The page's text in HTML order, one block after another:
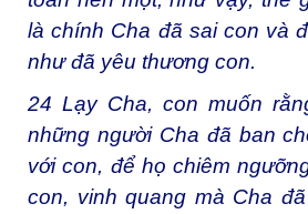
là chính Cha đã sai con và
như đã yêu thương con.
24 Lạy Cha, con muốn
những người Cha đã ban
với con, để họ chiêm
con, vinh quang mà Cha